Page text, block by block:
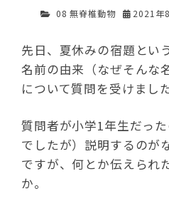
08 無脊椎動物 2021年
先日、夏休みの宿題とい
名前の由来（なぜそんな
について質問を受けました
質問者が小学1年生だっ
でしたが）説明するのが
ですが、何とか伝えられ
か。